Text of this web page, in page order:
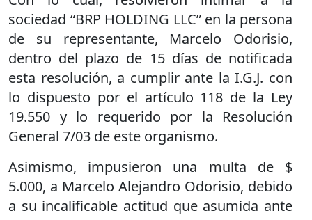
sociedad “BRP HOLDING LLC” en la persona
de su representante, Marcelo Odorisio,
dentro del plazo de 15 días de notificada
esta resolución, a cumplir ante la I.G.J. con
lo dispuesto por el artículo 118 de la Ley
19.550 y lo requerido por la Resolución
General 7/03 de este organismo.
Asimismo, impusieron una multa de $
5.000, a Marcelo Alejandro Odorisio, debido
a su incalificable actitud que asumida ante